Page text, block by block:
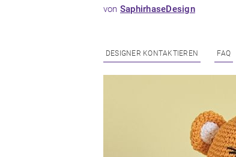
von SaphirhaseDesign
DESIGNER KONTAKTIEREN FAQ